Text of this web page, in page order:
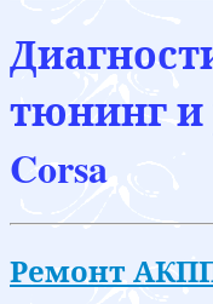
тюнинг
Corsa
Ремонт